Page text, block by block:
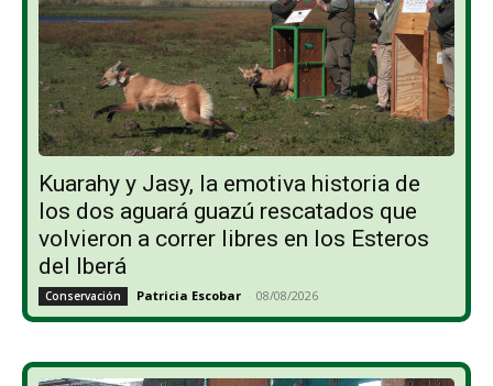
Kuarahy y Jasy, la emotiva historia de
los dos aguará guazú rescatados que
volvieron a correr libres en los Esteros
del Iberá
Conservación Patricia Escobar - 08/08/2026